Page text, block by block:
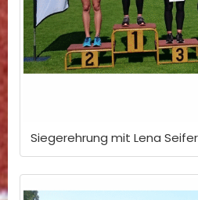
Siegerehrung mit Lena